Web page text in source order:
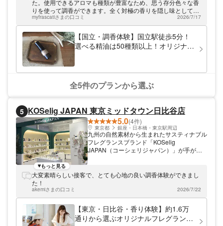
分とアクセス便利です。
た。使用できるアロマも種類が豊富なため、思う存分色々な香
りを使って調香ができます。全く対極の香りを隠し味として使
用して、深みと余韻のある香りを作ることができました。また
機会があれば新たな香りに挑戦させていただきたいと思いま
す。
myfrascatiさまの口コミ 2026/7/17
【国立・調香体験】国立駅徒歩5分！
選べる精油は50種類以上！オリジナル
全5件のプランから選ぶ
5 KOSelig JAPAN 東京ミッドタウン日比谷店
5.0(4件)
東京都 銀座・日本橋・東京駅周辺
九州の自然素材から生まれたサスティナブル
フレグランスブランド「KOSelig
JAPAN（コーシェリジャパン）」が手がけ
で、手ぶらでお気軽にお楽しみいただけま
ーズから、Cosme Kitchenでも人気の「阿蘇
のヒノキ」など8種類の中からお好きな香り
を選択。続いて50種類以上の色とりどりの
パーツキャンドルで自由に彩り、ご自身のパ
ーソナルカラーや「推し」のメンバーカラー
もっと見る
大変素晴らしい接客で、とても心地の良い調香体験ができまし
た！
akemiさまの口コミ 2026/7/22
【東京・日比谷・香り体験】約1.6万
通りから選ぶオリジナルフレグランス